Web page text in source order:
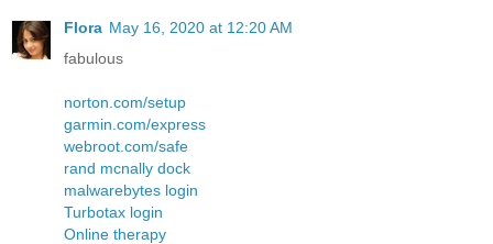
Flora May 16, 2020 at 12:20 AM
fabulous
norton.com/setup
garmin.com/express
webroot.com/safe
rand mcnally dock
malwarebytes login
Turbotax login
Online therapy